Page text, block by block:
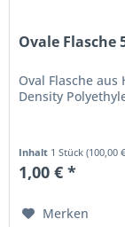
Ovale Flasche
Oval Flasche aus
Density
Inhalt 1 Stück(100,00
1,00 € *
Merken